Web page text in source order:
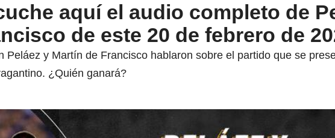
aquí el audio completo de
de este 20 de febrero de
Peláez y Martín de Francisco hablaron sobre el partido que se
¿Quién ganará?